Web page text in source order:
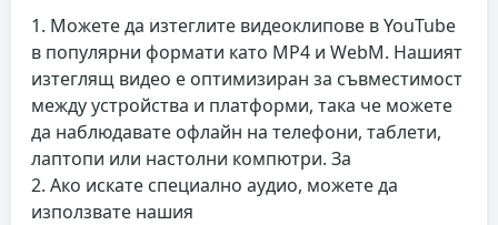
Можете да изтеглите видеоклипове в YouTube
в популярни формати като MP4 и WebM. Нашият
изтеглящ видео е оптимизиран за съвместимост
между устройства и платформи, така че можете
да наблюдавате офлайн на телефони, таблети,
лаптопи или настолни компютри. За
Ако искате специално аудио, можете да
използвате нашия